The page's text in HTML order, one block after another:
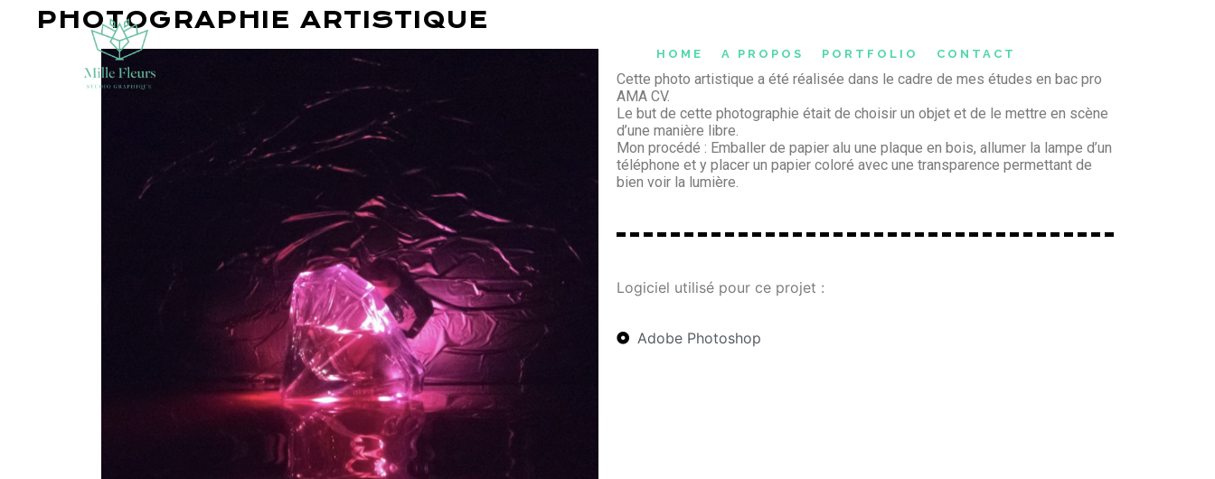
HOME A PROPOS PORTFOLIO CONTACT
PHOTOGRAPHIE ARTISTIQUE
Cette photo artistique a été réalisée dans le cadre de mes études en bac pro
AMA CV.
Le but de cette photographie était de choisir un objet et de le mettre en scène
d’une manière libre.
Mon procédé : Emballer de papier alu une plaque en bois, allumer la lampe d’un
téléphone et y placer un papier coloré avec une transparence permettant de
bien voir la lumière.
Logiciel utilisé pour ce projet :
Adobe Photoshop